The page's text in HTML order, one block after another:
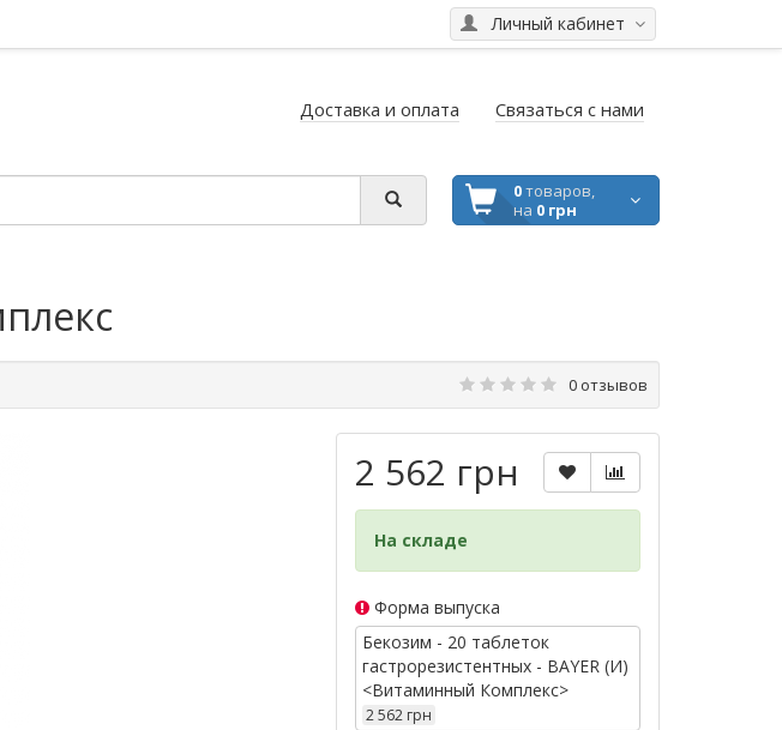
Личный кабинет
Доставка и оплата Связаться с нами
0товаров,
на 0 грн
0 отзывов
2 562 грн
На складе
Форма выпуска
Бекозим - 20 таблеток
гастрорезистентных - BAYER (И)
<Витаминный Комплекс>
2 562 грн